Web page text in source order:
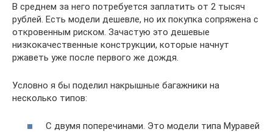
В среднем за него потребуется заплатить от 2 тысяч
рублей. Есть модели дешевле, но их покупка сопряжена с
откровенным риском. Зачастую это дешевые
низкокачественные конструкции, которые начнут
ржаветь уже после первого же дождя.
Условно я бы поделил накрышные багажники на
несколько типов:
С двумя поперечинами. Это модели типа Муравей